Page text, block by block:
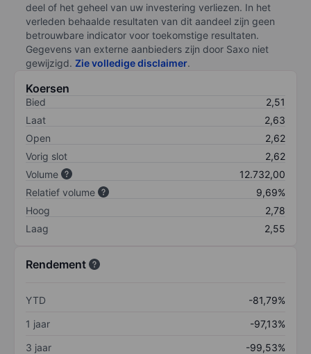
deel of het geheel van uw investering verliezen. In het
verleden behaalde resultaten van dit aandeel zijn geen
betrouwbare indicator voor toekomstige resultaten.
Gegevens van externe aanbieders zijn door Saxo niet
gewijzigd. Zie volledige disclaimer.
Koersen
Bied
2,51
Laat
2,63
Open
2,62
Vorig slot
2,62
Volume
12.732,00
Relatief volume
9,69%
Hoog
2,78
Laag
2,55
Rendement
YTD
-81,79%
1 jaar
-97,13%
3 jaar
-99,53%